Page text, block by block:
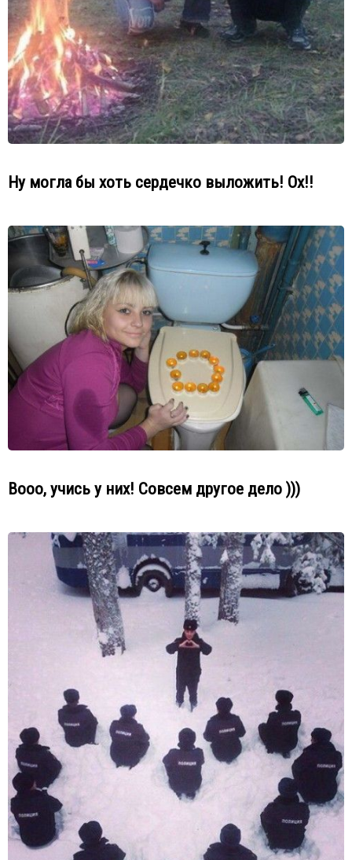
Ну могла бы хоть сердечко выложить! Ох!!
Вооо, учись у них! Совсем другое дело )))